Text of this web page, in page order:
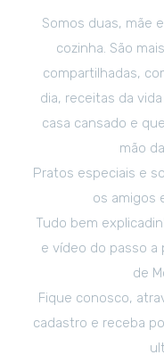
Somos duas, mãe
cozinha. São
compartilhadas,
dia, receitas da
casa cansado e
mão
Pratos especiais e
os amigos
Tudo bem
e vídeo do passo a
de
Fique conosco,
cadastro e receba